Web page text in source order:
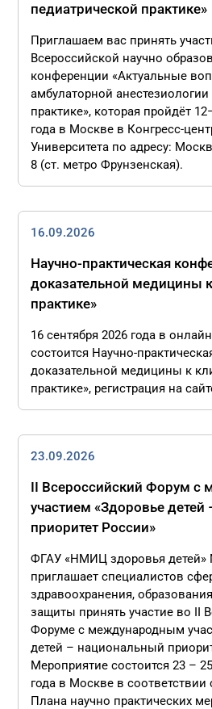
педиатрической практике»
Приглашаем вас принять
Всероссийской научно
конференции «Актуальные
амбулаторной
практике», которая пройдёт
года в Москве в Конгресс-
Университета по адресу:
8 (ст. метро Фрунзенская).
16.09.2026
Научно-практическая
доказательной медицины
практике»
16 сентября 2026 года в
состоится Научно-
доказательной медицины к
практике», регистрация на
23.09.2026
II Всероссийский Форум с
участием «Здоровье
приоритет России»
ФГАУ «НМИЦ здоровья детей»
приглашает специалистов
здравоохранения,
защиты принять участие во II
Форуме с международным
детей – национальный
Мероприятие состоится 23 –
года в Москве в соответствии
Плана научно практических